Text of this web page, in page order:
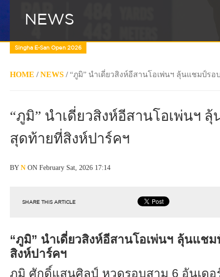
NEWS
Singha E-San Open 2026
HOME /NEWS /“ภูมิ” นำเดี่ยวสิงห์อีสานโอเพ่นฯ ลุ้นแชมป์ร
“ภูมิ” นำเดี่ยวสิงห์อีสานโอเพ่นฯ
สุดท้ายที่สิงห์ปาร์คฯ
BYN ON February Sat, 2026 17:14
SHARE THIS ARTICLE
“ภูมิ” นำเดี่ยวสิงห์อีสานโอเพ่นฯ ลุ้นแช
สิงห์ปาร์คฯ
ภูมิ ศักดิ์แสนศิลป์ หวดรอบสาม 6 อันเด